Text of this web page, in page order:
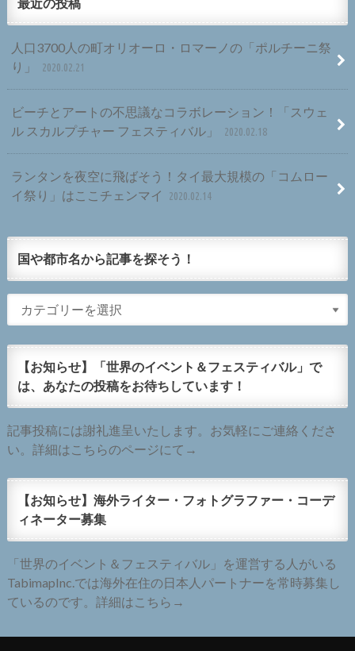
人口3700人の町オリオーロ・ロマーノの「ポルチーニ祭
り」
2020.02.21
ビーチとアートの不思議なコラボレーション！「スウェ
ル スカルプチャー フェスティバル」
2020.02.18
ランタンを夜空に飛ばそう！タイ最大規模の「コムロー
イ祭り」はここチェンマイ
2020.02.14
国や都市名から記事を探そう！
【お知らせ】「世界のイベント＆フェスティバル」で
は、あなたの投稿をお待ちしています！
記事投稿には謝礼進呈いたします。お気軽にご連絡くださ
い。詳細はこちらのページにて→
【お知らせ】海外ライター・フォトグラファー・コーデ
ィネーター募集
「世界のイベント＆フェスティバル」を運営する人がいる
TabimapInc.では海外在住の日本人パートナーを常時募集し
ているのです。詳細はこちら→